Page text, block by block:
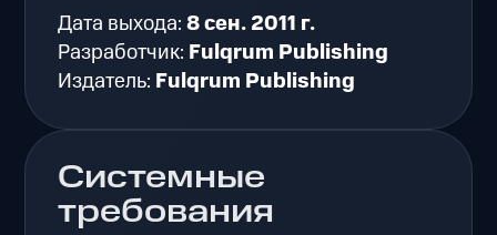
Дата выхода:8 сен. 2011 г.
Разработчик: Fulqrum Publishing
Издатель: Fulqrum Publishing
Системные
требования